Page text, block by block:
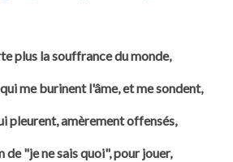
plus la souffrance du monde,
me burinent l'âme, et me sondent,
pleurent, amèrement offensés,
de "je ne sais quoi", pour jouer,